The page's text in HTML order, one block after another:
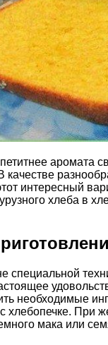
аромата
качестве
интересный
хлеба в
специальной
необходимые
хлебопечке. При
мака или